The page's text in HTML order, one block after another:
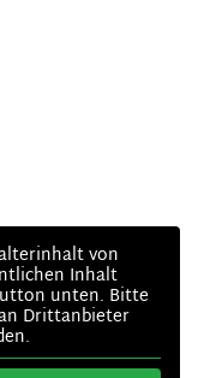
von
Inhalt
unten. Bitte
Drittanbieter